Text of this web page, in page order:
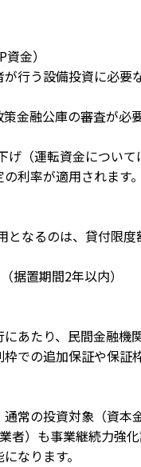
金）
行う設備投資に必要
金融公庫の審査が必
（運転資金について
利率が適用されます。
なるのは、貸付限度
据置期間2年以内）
あたり、民間金融機
での追加保証や保証
常の投資対象（資本
者）も事業継続力強
なります。